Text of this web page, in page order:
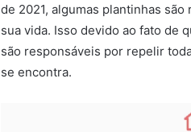
de 2021, algumas plantinhas
sua vida. Isso devido ao fato de
são responsáveis por repelir
se encontra.